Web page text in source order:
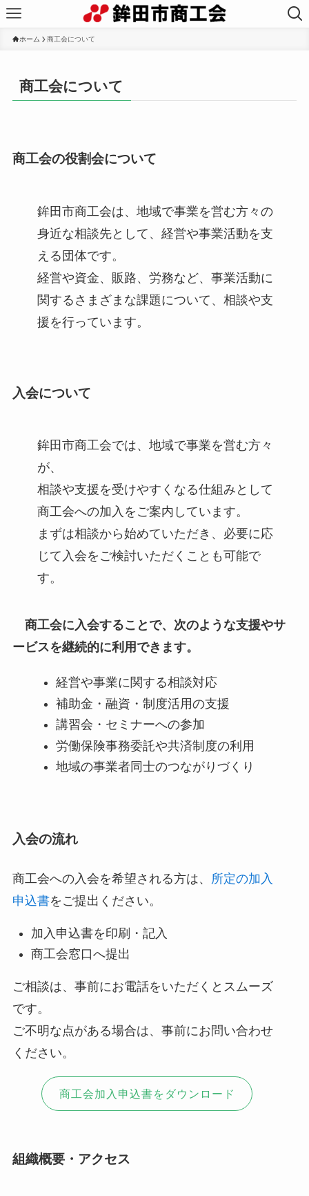
ホーム 商工会について
商工会について
商工会の役割会について
鉾田市商工会は、地域で事業を営む方々の
身近な相談先として、経営や事業活動を支
える団体です。
経営や資金、販路、労務など、事業活動に
関するさまざまな課題について、相談や支
援を行っています。
入会について
鉾田市商工会では、地域で事業を営む方々
が、
相談や支援を受けやすくなる仕組みとして
商工会への加入をご案内しています。
まずは相談から始めていただき、必要に応
じて入会をご検討いただくことも可能で
す。
商工会に入会することで、次のような支援やサ
ービスを継続的に利用できます。
経営や事業に関する相談対応
補助金・融資・制度活用の支援
講習会・セミナーへの参加
労働保険事務委託や共済制度の利用
地域の事業者同士のつながりづくり
入会の流れ
商工会への入会を希望される方は、 所定の加入
申込書をご提出ください。
加入申込書を印刷・記入
商工会窓口へ提出
ご相談は、事前にお電話をいただくとスムーズ
です。
ご不明な点がある場合は、事前にお問い合わせ
ください。
商工会加入申込書をダウンロード
組織概要・アクセス